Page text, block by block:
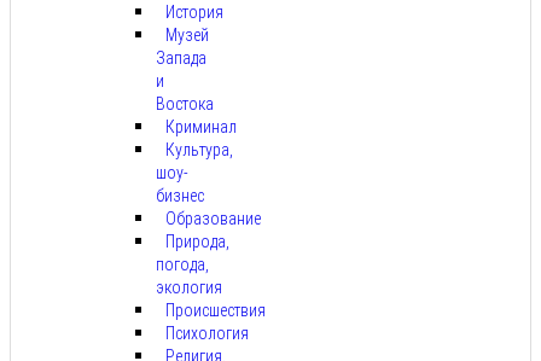
История
Музей
Запада
и
Востока
Криминал
Культура,
шоу-
бизнес
Образование
Природа,
погода,
экология
Происшествия
Психология
Религия,